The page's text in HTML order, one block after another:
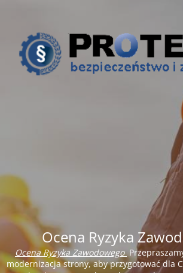
Ocena Ryzyka
Ocena Ryzyka Zawodowego
modernizacja strony, aby przygotować dla